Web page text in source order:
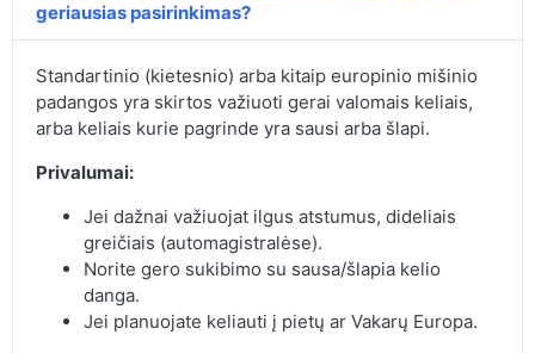
geriausias pasirinkimas?
Standartinio (kietesnio) arba kitaip europinio mišinio
padangos yra skirtos važiuoti gerai valomais keliais,
arba keliais kurie pagrinde yra sausi arba šlapi.
Privalumai:
Jei dažnai važiuojat ilgus atstumus, dideliais
greičiais (automagistralėse).
Norite gero sukibimo su sausa/šlapia kelio
danga.
Jei planuojate keliauti į pietų ar Vakarų Europa.